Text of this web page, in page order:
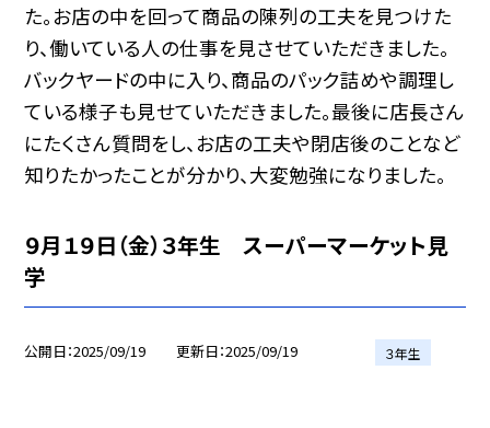
た。お店の中を回って商品の陳列の工夫を見つけた
り、働いている人の仕事を見させていただきました。
バックヤードの中に入り、商品のパック詰めや調理し
ている様子も見せていただきました。最後に店長さん
にたくさん質問をし、お店の工夫や閉店後のことなど
知りたかったことが分かり、大変勉強になりました。
９月１９日（金）３年生 スーパーマーケット見
学
公開日 2025/09/19 更新日 2025/09/19 ３年生